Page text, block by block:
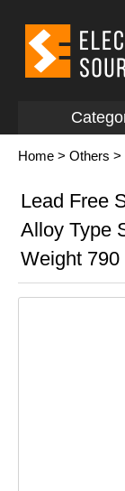
Home > Others >
Lead Free
Alloy Type
Weight 790